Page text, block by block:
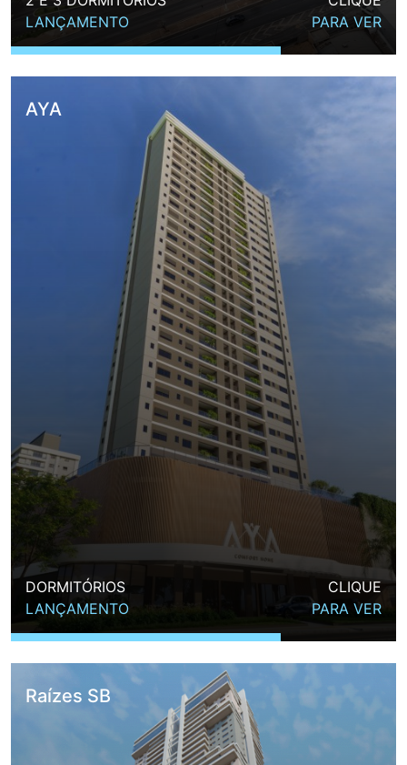
LANÇAMENTO
PARA VER
AYA
DORMITÓRIOS
LANÇAMENTO
CLIQUE
PARA VER
Raízes SB